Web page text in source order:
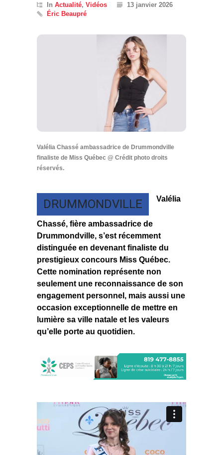
In Actualité, Vidéos
13 janvier 2026
Éric Beaupré
Valélia Chassé ambassadrice de Drummondville
finaliste de Miss Québec @ Crédit photo droits
réservés.
DRUMMONDVILLE Valélia
Chassé, fière ambassadrice de
Drummondville, s’est récemment
distinguée en devenant finaliste du
prestigieux concours Miss Québec.
Cette nomination représente non
seulement une reconnaissance de son
engagement personnel, mais aussi une
occasion exceptionnelle de mettre en
lumière sa ville natale et les valeurs
qu’elle porte au quotidien.